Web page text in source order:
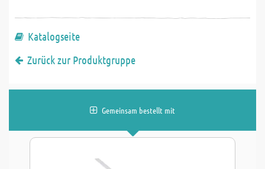
Katalogseite
Zurück zur Produktgruppe
Gemeinsam bestellt mit